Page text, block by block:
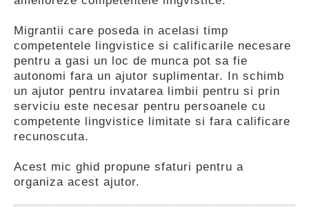
Migrantii care poseda in acelasi timp
competentele lingvistice si calificarile necesare
pentru a gasi un loc de munca pot sa fie
autonomi fara un ajutor suplimentar. In schimb
un ajutor pentru invatarea limbii pentru si prin
serviciu este necesar pentru persoanele cu
competente lingvistice limitate si fara calificare
recunoscuta.
Acest mic ghid propune sfaturi pentru a
organiza acest ajutor.